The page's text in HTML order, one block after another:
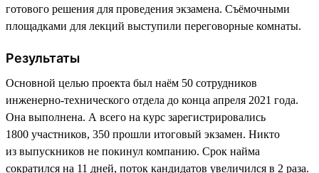
готового решения для проведения экзамена. Съёмочными
площадками для лекций выступили переговорные комнаты.
Результаты
Основной целью проекта был наём 50 сотрудников
инженерно-технического отдела до конца апреля 2021 года.
Она выполнена. А всего на курс зарегистрировались
1800 участников, 350 прошли итоговый экзамен. Никто
из выпускников не покинул компанию. Срок найма
сократился на 11 дней, поток кандидатов увеличился в 2 раза.